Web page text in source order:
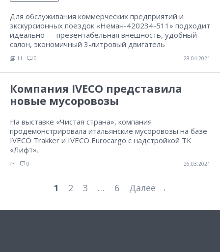
Для обслуживания коммерческих предприятий и
экскурсионных поездок «Неман-420234-511» подходит
идеально — презентабельная внешность, удобный
салон, экономичный 3-литровый двигатель
11 0 28.04.2021
Компания IVECO представила
новые мусоровозы
На выставке «Чистая страна», компания
продемонстрировала итальянские мусоровозы на базе
IVECO Trakker и IVECO Eurocargo с надстройкой ТК
«Лифт».
0 26.03.2021
1 2 3 … 6 Далее →